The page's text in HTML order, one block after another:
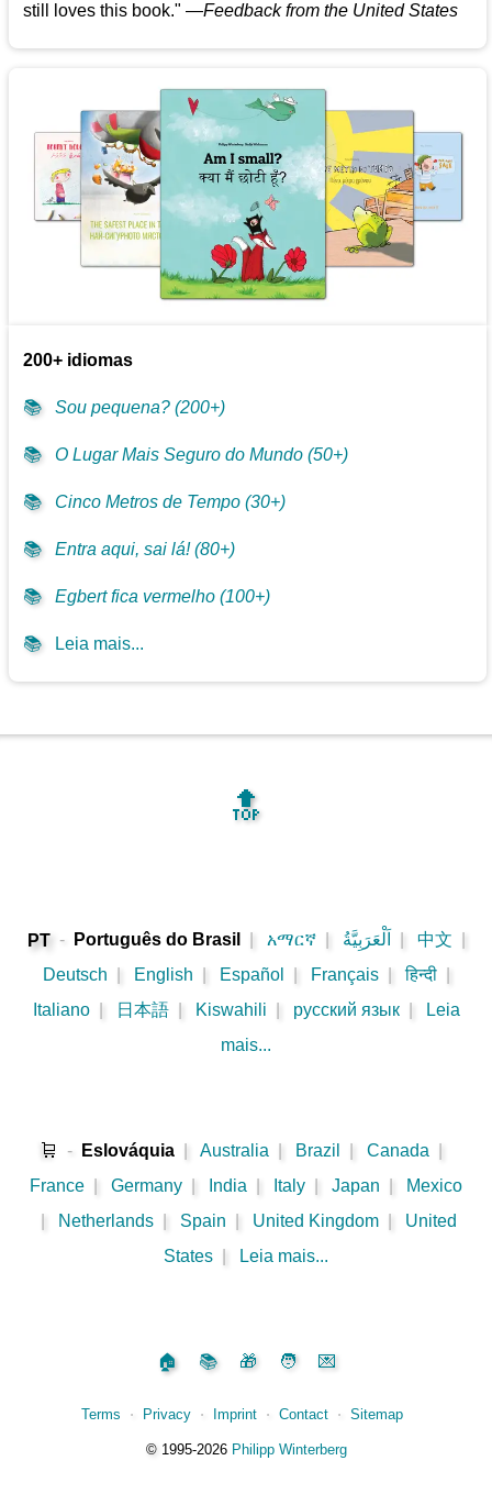
still loves this book." —Feedback from the United States
200+ idiomas
📚 Sou pequena? (200+)
📚 O Lugar Mais Seguro do Mundo (50+)
📚 Cinco Metros de Tempo (30+)
📚 Entra aqui, sai lá! (80+)
📚 Egbert fica vermelho (100+)
📚 Leia mais...
🔝
PT - Português do Brasil አማርኛ اَلْعَرَبِيَّةُ 中文
Deutsch
English Español Français हिन्दी
Italiano
日本語 Kiswahili русский язык
Leia
mais...
🛒 - Eslováquia Australia Brazil Canada
France
Germany India Italy Japan
Mexico
Netherlands Spain United Kingdom
United
States
Leia mais...
🏠 📚 🎁 🧑 💌
Terms ⋅ Privacy ⋅ Imprint ⋅ Contact ⋅ Sitemap
©️1995‑2026 Philipp Winterberg